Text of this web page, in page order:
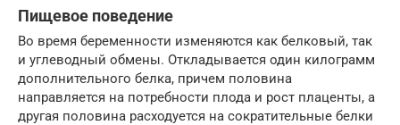
Пищевое поведение
Во время беременности изменяются как белковый, так
и углеводный обмены. Откладывается один килограмм
дополнительного белка, причем половина
направляется на потребности плода и рост плаценты, а
другая половина расходуется на сократительные белки